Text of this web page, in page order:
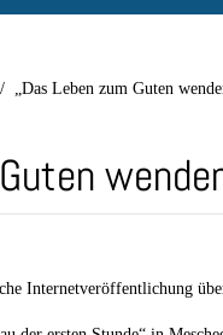
„Das Leben zum Guten
Internetveröffentlichung